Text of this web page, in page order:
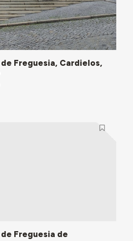
Freguesia, Cardielos,
Freguesia de